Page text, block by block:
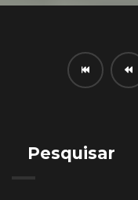
Pesquisar